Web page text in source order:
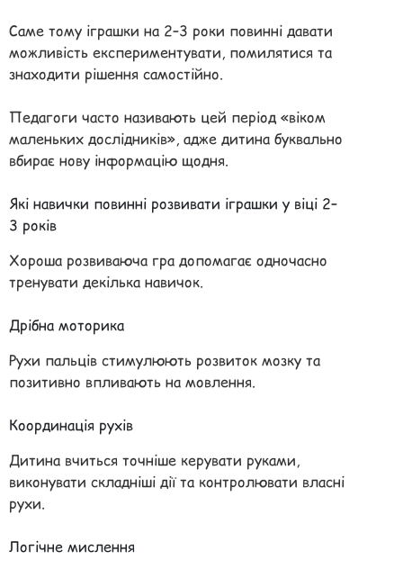
Саме тому іграшки на 2–3 роки повинні давати
можливість експериментувати, помилятися та
знаходити рішення самостійно.
Педагоги часто називають цей період «віком
маленьких дослідників», адже дитина буквально
вбирає нову інформацію щодня.
Які навички повинні розвивати іграшки у віці 2–
3 років
Хороша розвиваюча гра допомагає одночасно
тренувати декілька навичок.
Дрібна моторика
Рухи пальців стимулюють розвиток мозку та
позитивно впливають на мовлення.
Координація рухів
Дитина вчиться точніше керувати руками,
виконувати складніші дії та контролювати власні
рухи.
Логічне мислення